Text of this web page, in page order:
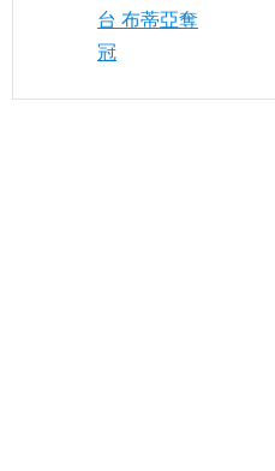
台 布蒂亞奪
冠